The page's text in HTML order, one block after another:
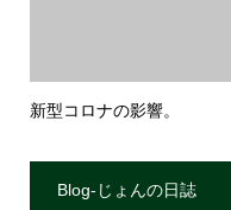
新型コロナの影響。
Blog-じょんの日誌